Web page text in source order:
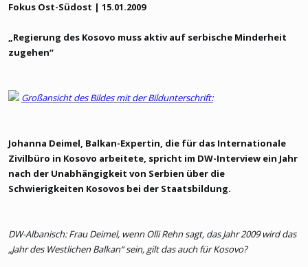
---------------------------------------------------------------------------------
Aleksandar Rankovics berüchtigte Geheimpolizei
übernahm mehr und mehr die Kontrolle über das Kosovo.
umgesiedelt wurden. 1966 setzte ihn Tito ab. Mit der neuen
Das Recht, einen eigenen Staat ausrufen zu können, blieb dem
Kosovo und der Vojvodina allerdings verwehrt.
Die Jahre nach der Aufhebung der Provinzautonomie waren
geprägt von einer systematischen Serbisierung. So mussten zum
Fokus Ost-Südost | 15.01.2009
„Regierung des Kosovo muss aktiv auf serbische Minderheit
zugehen“
Großansicht des Bildes mit der Bildunterschrift:
Johanna Deimel, Balkan-Expertin, die für das Internationale
Zivilbüro in Kosovo arbeitete, spricht im DW-Interview ein Jahr
nach der Unabhängigkeit von Serbien über die
Schwierigkeiten Kosovos bei der Staatsbildung.
DW-Albanisch: Frau Deimel, wenn Olli Rehn sagt, das Jahr 2009 wird das
„Jahr des Westlichen Balkan“ sein, gilt das auch für Kosovo?